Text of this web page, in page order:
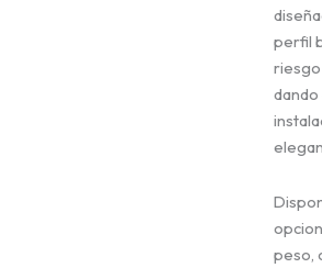
perfil
dando
peso,